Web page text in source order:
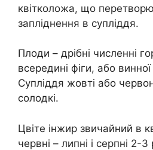
квітколожа, що
запліднення в супліддя.
Плоди – дрібні численні
всередині фіги, або
Супліддя жовті або
солодкі.
Цвіте інжир звичайний в
червні – липні і серпні 2-3